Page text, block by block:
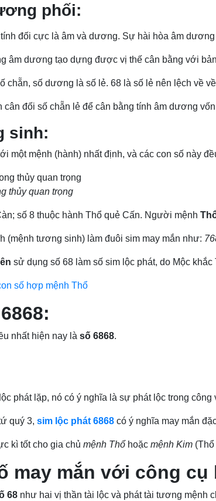
phối:
đối cực là âm và dương. Sự hài hòa âm
âm dương tạo dựng được vị thế cân bằng với
chẵn, số dương là số lẻ. 68 là số lẻ nên lệch về
đối số chẵn lẻ để cân bằng tính âm dương
sinh:
một mệnh (hành) nhất định, và các con số này
thủy quan trọng
số 8 thuộc hành Thổ quẻ Cấn. Người mệnh
(mệnh tương sinh) làm đuôi sim may mắn như:
sử dụng số 68 làm số sim lộc phát, do Mộc khắc
số hợp mệnh Thổ
nhất hiện nay là số 6868.
phát lặp, nó có ý nghĩa là sự phát lộc trong công
quý 3, sim lộc phát 6868 có ý nghĩa may mắn
kì tốt cho gia chủ mệnh Thổhoặc mệnh Kim
may mắn với công
68 như hai vị thần tài lộc và phát tài tương mệnh